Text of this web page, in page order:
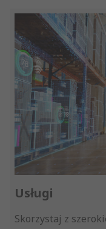
Usługi
Skorzystaj z